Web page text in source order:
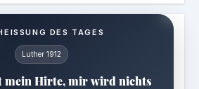
DES TAGES
Luther 1912
mein Hirte, mir wird nichts